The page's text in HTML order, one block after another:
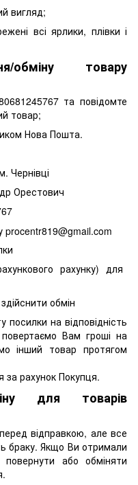
вигляд;
всі ярлики, плівки і
обміну товару
та повідомте
товар;
Нова Пошта.
Чернівці
Орестович
procentr819@gmail.com
рахунку) для
обмін
посилки на відповідність
Вам гроші на
інший товар протягом
за рахунок Покупця.
для товарів
відправкою, але все
браку. Якщо Ви отримали
або обміняти